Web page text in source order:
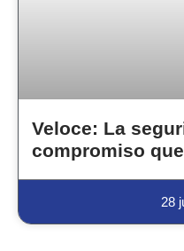
Veloce: La
compromiso
28